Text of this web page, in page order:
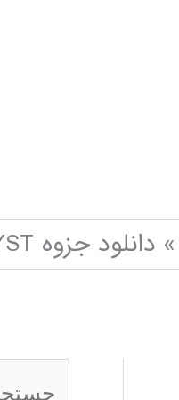
دانلود جزوه FRONTIER ANALYST